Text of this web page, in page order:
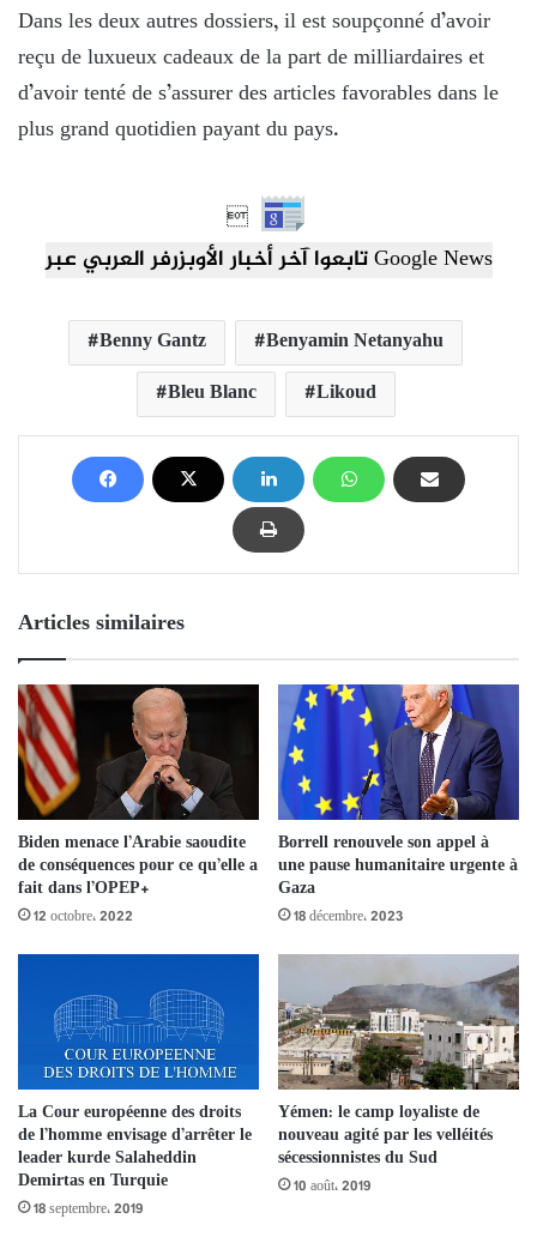
Dans les deux autres dossiers, il est soupçonné d’avoir
reçu de luxueux cadeaux de la part de milliardaires et
d’avoir tenté de s’assurer des articles favorables dans le
plus grand quotidien payant du pays.

تابعوا آخر أخبار الأوبزرفر العربي عبر Google News
Benny Gantz
Benyamin Netanyahu
Bleu Blanc
Likoud
Articles similaires
Biden menace l’Arabie saoudite
de conséquences pour ce qu’elle a
fait dans l’OPEP+
12 octobre، 2022
Borrell renouvele son appel à
une pause humanitaire urgente à
Gaza
18 décembre، 2023
La Cour européenne des droits
de l’homme envisage d’arrêter le
leader kurde Salaheddin
Demirtas en Turquie
18 septembre، 2019
Yémen: le camp loyaliste de
nouveau agité par les velléités
sécessionnistes du Sud
10 août، 2019